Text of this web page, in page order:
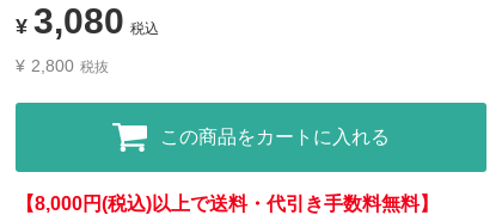
¥ 3,080 税込
¥ 2,800 税抜
この商品をカートに入れる
【8,000円(税込)以上で送料・代引き手数料無料】